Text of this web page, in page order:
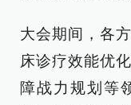
大会期间，各
床诊疗效能优
障战力规划等